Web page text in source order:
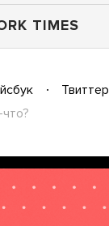
TIMES
Твиттер